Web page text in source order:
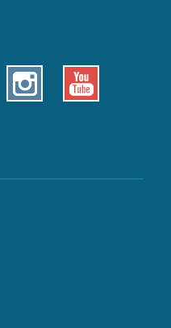
Instagram Youtube